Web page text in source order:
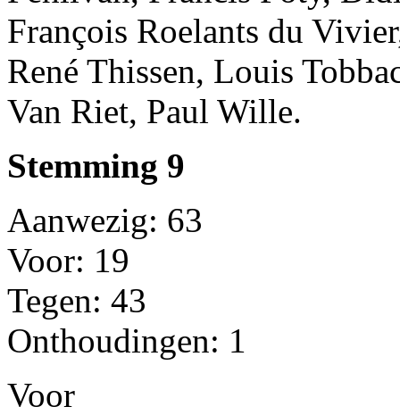
François Roelants du
René Thissen, Louis
Van Riet, Paul Wille.
Stemming 9
Aanwezig: 63
Voor: 19
Tegen: 43
Onthoudingen: 1
Voor